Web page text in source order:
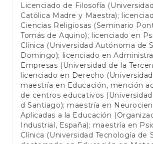
Licenciado de Filosofía
Católica Madre y Maestra);
Ciencias Religiosas (Seminario
Tomás de Aquino); licenciado en
Clínica (Universidad Autónoma de
Domingo); licenciado en
Empresas (Universidad de la
licenciado en Derecho
maestría en Educación, mención
de centros educativos
d Santiago); maestría en
Aplicadas a la Educación
Industrial, España); maestría en
Clínica (Universidad Tecnología de